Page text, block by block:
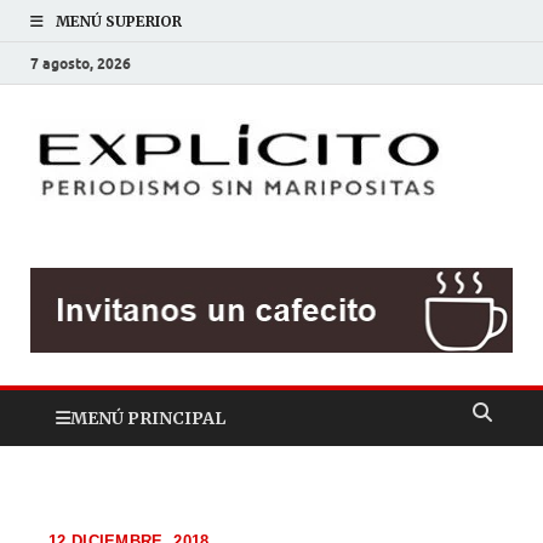
MENÚ SUPERIOR
7 agosto, 2026
MENÚ PRINCIPAL